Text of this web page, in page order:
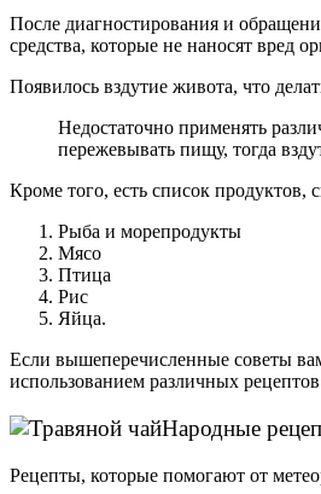
После диагностирования и
средства, которые не наносят вред
Появилось вздутие живота, что
Недостаточно применять
пережевывать пищу, тогда
Кроме того, есть список
Рыба и морепродукты
Мясо
Птица
Рис
Яйца.
Если вышеперечисленные советы
использованием различных
Народные
Рецепты, которые помогают от